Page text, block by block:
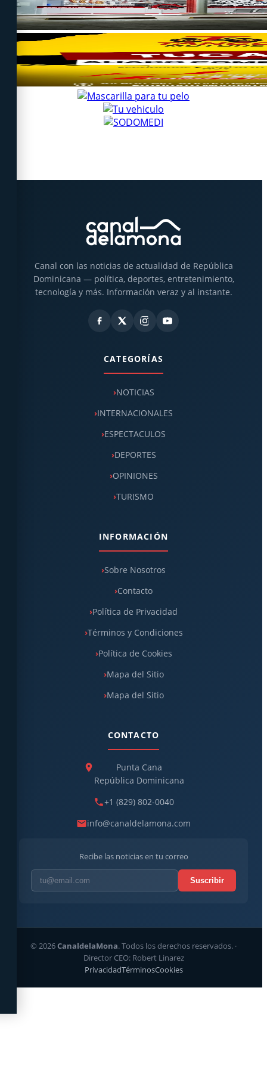
Canal con las noticias de actualidad de República
Dominicana — política, deportes, entretenimiento,
tecnología y más. Información veraz y al instante.
CATEGORÍAS
NOTICIAS
INTERNACIONALES
ESPECTACULOS
DEPORTES
OPINIONES
TURISMO
INFORMACIÓN
Sobre Nosotros
Contacto
Política de Privacidad
Términos y Condiciones
Política de Cookies
Mapa del Sitio
Mapa del Sitio
CONTACTO
Punta Cana
República Dominicana
+1 (829) 802-0040
info@canaldelamona.com
Recibe las noticias en tu correo
Suscribir
© 2026CanaldelaMona. Todos los derechos reservados. ·
Director CEO: Robert Linarez
PrivacidadTérminosCookies